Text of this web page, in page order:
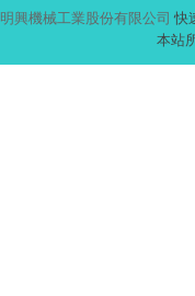
明興機械工業股份有限公司 快
本站